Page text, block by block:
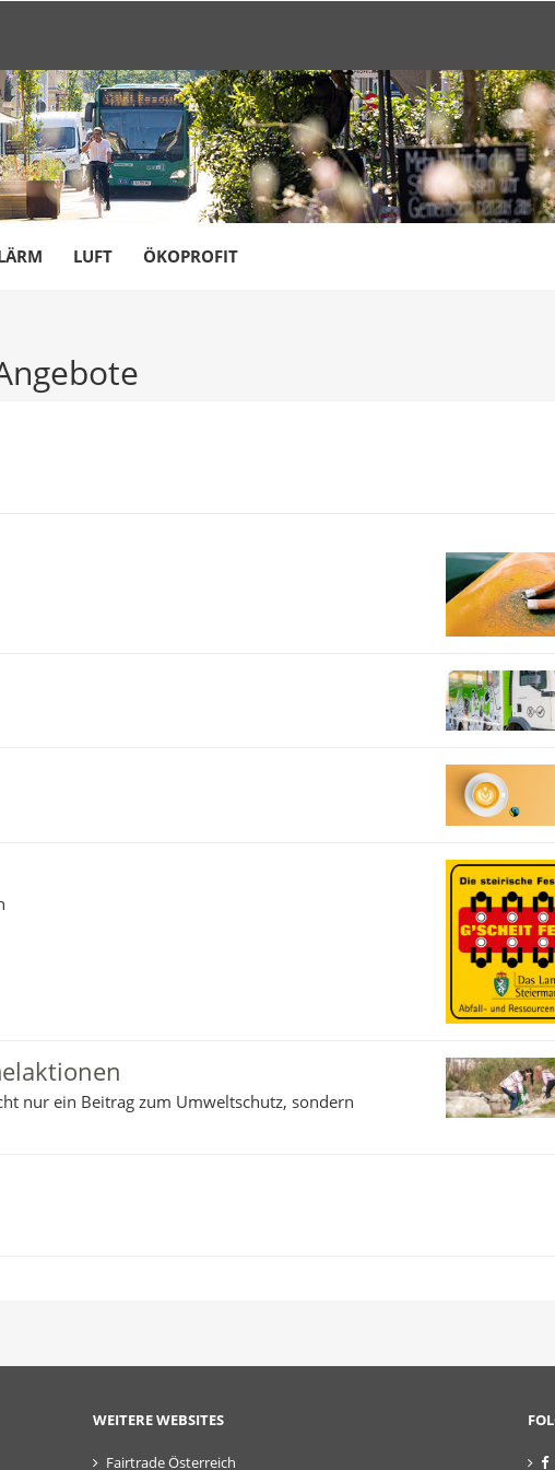
LUFT ÖKOPROFIT
nur ein Beitrag zum Umweltschutz, sondern
WEITERE WEBSITES
Fairtrade Österreich